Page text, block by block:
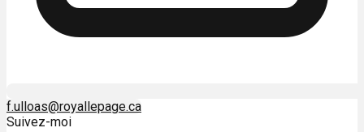
f.ulloas@royallepage.ca
Suivez-moi